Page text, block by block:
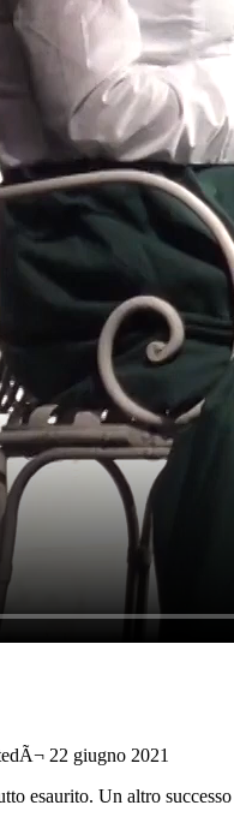
22 giugno 2021
esaurito. Un altro